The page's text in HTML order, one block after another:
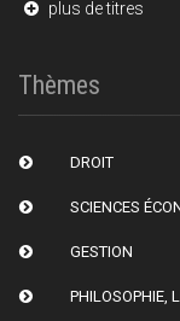
plus de titres
Thèmes
DROIT
SCIENCES
GESTION
PHILOSOPHIE,